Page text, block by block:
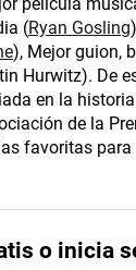
(Ryan Gosling
), Mejor guion,
Hurwitz). De
en la
de la
favoritas para
o inicia